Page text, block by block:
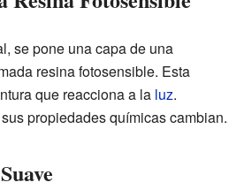
se pone una capa de una
resina fotosensible. Esta
que reacciona a la luz.
propiedades químicas cambian.